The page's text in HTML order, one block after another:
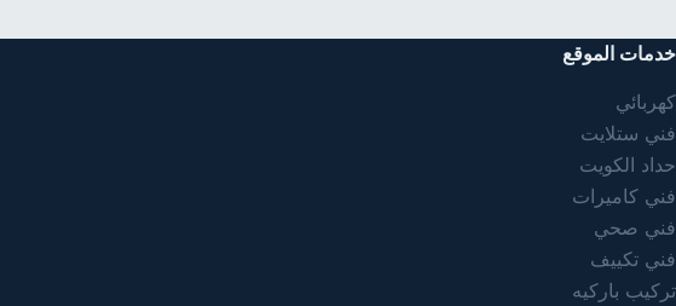
خدمات الموقع
كهربائي
فني ستلايت
حداد الكويت
فني كاميرات
فني صحي
فني تكييف
تركيب باركيه